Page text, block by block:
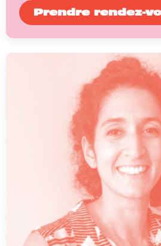
Prendre rendez-